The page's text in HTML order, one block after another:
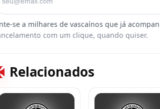
com um clique, quando quiser.
Relacionados